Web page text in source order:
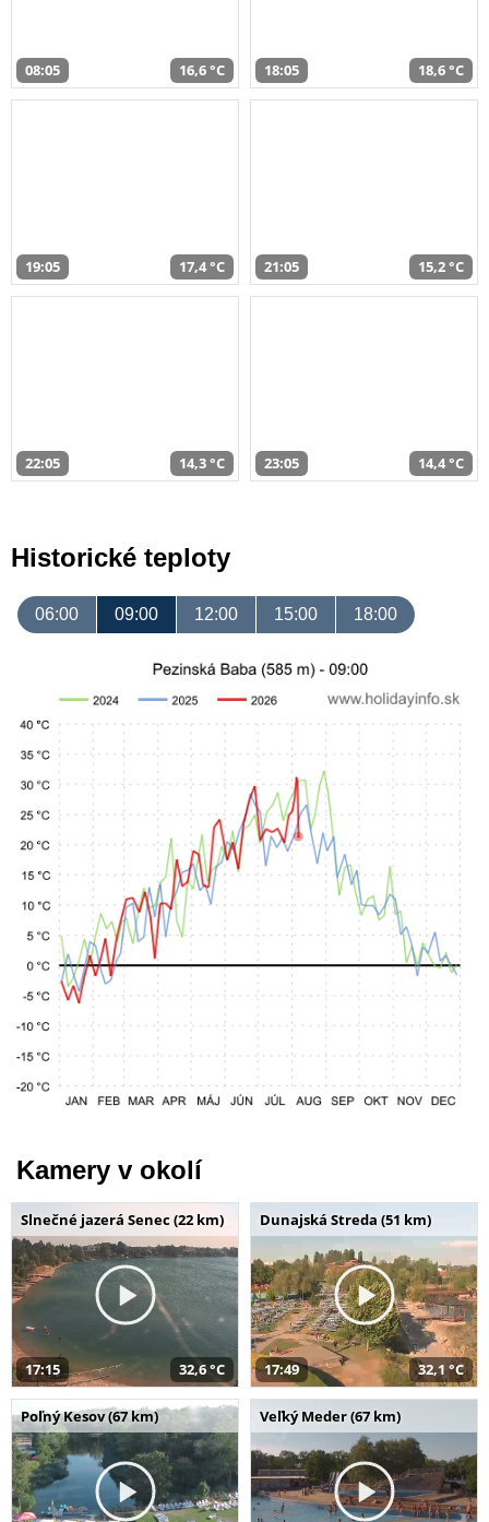
08:05 16,6 °C 18:05 18,6 °C
19:05 17,4 °C 21:05 15,2 °C
22:05 14,3 °C 23:05 14,4 °C
Historické teploty
06:00 09:00 12:00 15:00 18:00
Kamery v okolí
Slnečné jazerá Senec (22 km)
17:15 32,6 °C
Dunajská Streda (51 km)
17:49 32,1 °C
Poľný Kesov (67 km) Veľký Meder (67 km)